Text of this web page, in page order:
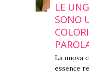
LE
SONO
La nuova
essence